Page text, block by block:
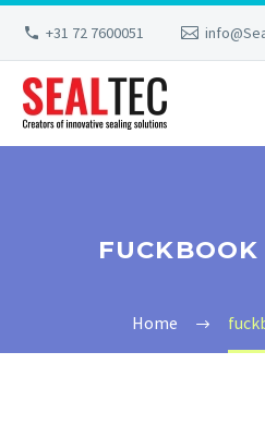
+31 72 7600051
Home